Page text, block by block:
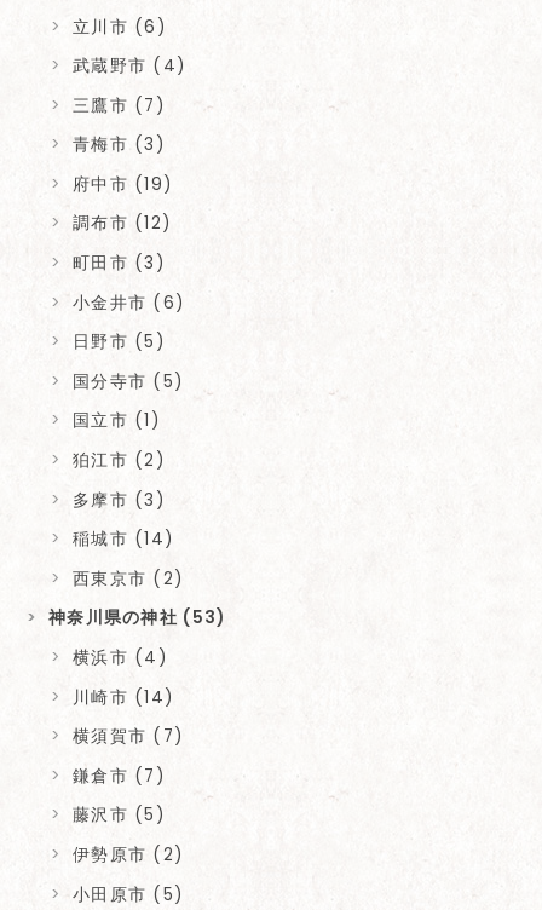
立川市 (6)
武蔵野市 (4)
三鷹市 (7)
青梅市 (3)
府中市 (19)
調布市 (12)
町田市 (3)
小金井市 (6)
日野市 (5)
国分寺市 (5)
国立市 (1)
狛江市 (2)
多摩市 (3)
稲城市 (14)
西東京市 (2)
神奈川県の神社 (53)
横浜市 (4)
川崎市 (14)
横須賀市 (7)
鎌倉市 (7)
藤沢市 (5)
伊勢原市 (2)
小田原市 (5)